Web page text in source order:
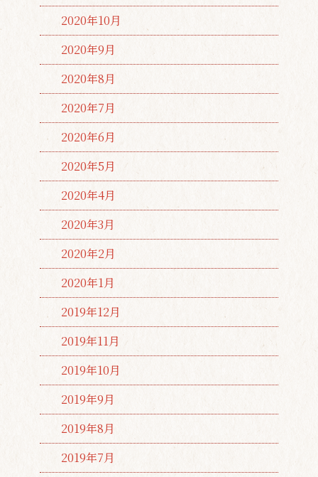
2020年10月
2020年9月
2020年8月
2020年7月
2020年6月
2020年5月
2020年4月
2020年3月
2020年2月
2020年1月
2019年12月
2019年11月
2019年10月
2019年9月
2019年8月
2019年7月